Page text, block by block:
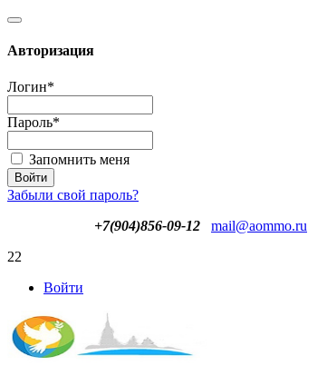
Авторизация
Логин*
Пароль*
Запомнить меня
Забыли свой пароль?
+7(904)856-09-12
mail@aommo.ru
22
Войти